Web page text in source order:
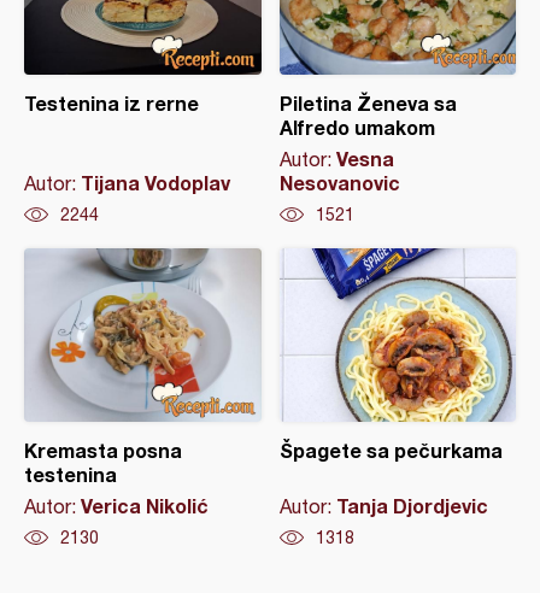
Testenina iz rerne
Autor: Tijana Vodoplav
2244
Piletina Ženeva sa
Alfredo umakom
Autor: Vesna
Nesovanovic
1521
Kremasta posna
testenina
Autor: Verica Nikolić
2130
Špagete sa pečurkama
Autor: Tanja Djordjevic
1318